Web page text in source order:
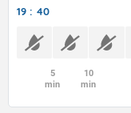
19 : 40
5
min
10
min